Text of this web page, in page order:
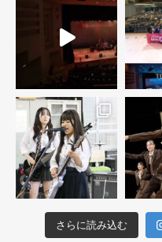
さらに読み込む